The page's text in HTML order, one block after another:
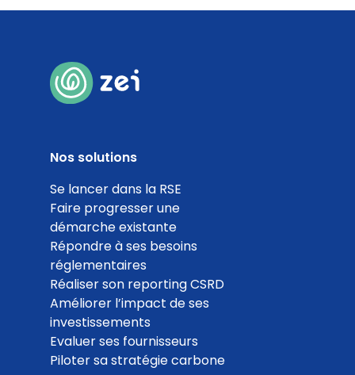
Nos solutions
Se lancer dans la RSE
Faire progresser une
démarche existante
Répondre à ses besoins
réglementaires
Réaliser son reporting CSRD
Améliorer l’impact de ses
investissements
Evaluer ses fournisseurs
Piloter sa stratégie carbone